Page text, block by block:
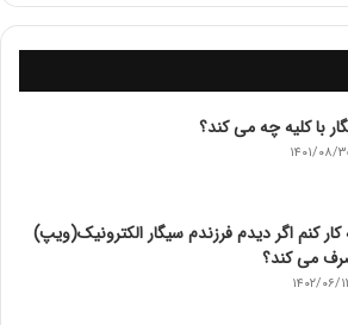
با کلیه چه می کند؟
۰۸/۳۰
کنم اگر دیدم فرزندم سیگار الکترونیک(ویپ)
می کند؟
۰۶/۱۲